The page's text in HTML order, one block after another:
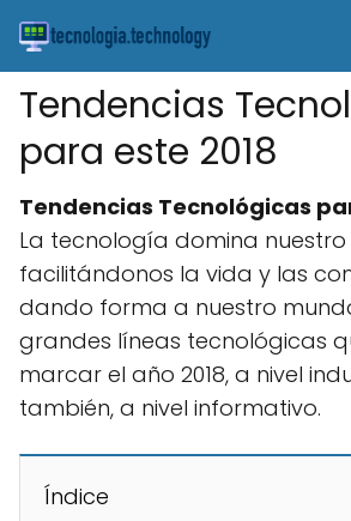
Tendencias
para este 2018
Tendencias Tecnológicas
La tecnología domina
facilitándonos la vida y las
dando forma a nuestro
grandes líneas tecnológicas
marcar el año 2018, a nivel
también, a nivel informativo.
Índice